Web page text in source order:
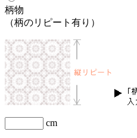
柄物
（柄のリピート有り）
cm